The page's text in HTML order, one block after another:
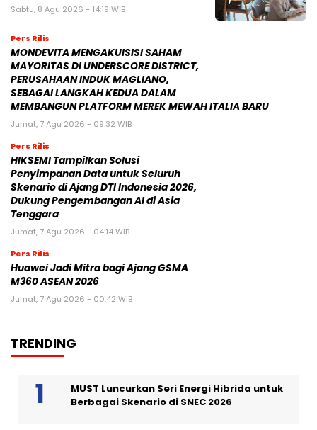
Sabtu, 8 Agu 2026 - 14:19 WIB
Pers Rilis
MONDEVITA MENGAKUISISI SAHAM
MAYORITAS DI UNDERSCORE DISTRICT,
PERUSAHAAN INDUK MAGLIANO,
SEBAGAI LANGKAH KEDUA DALAM
MEMBANGUN PLATFORM MEREK MEWAH ITALIA BARU
Jumat, 7 Agu 2026 - 09:32 WIB
Pers Rilis
HIKSEMI Tampilkan Solusi
Penyimpanan Data untuk Seluruh
Skenario di Ajang DTI Indonesia 2026,
Dukung Pengembangan AI di Asia
Tenggara
Jumat, 7 Agu 2026 - 04:14 WIB
Pers Rilis
Huawei Jadi Mitra bagi Ajang GSMA
M360 ASEAN 2026
Jumat, 7 Agu 2026 - 00:42 WIB
TRENDING
MUST Luncurkan Seri Energi Hibrida untuk
Berbagai Skenario di SNEC 2026